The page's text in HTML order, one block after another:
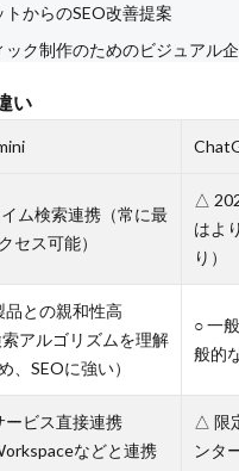
からのSEO改善提案
ック制作のためのビジュアル
い
ム検索連携（常に最
セス可能）
△
はよ
り）
との親和性高
索アルゴリズムを理解
、SEOに強い）
○ 一
般的
ビス直接連携
などと連携
△ 限
ンタ